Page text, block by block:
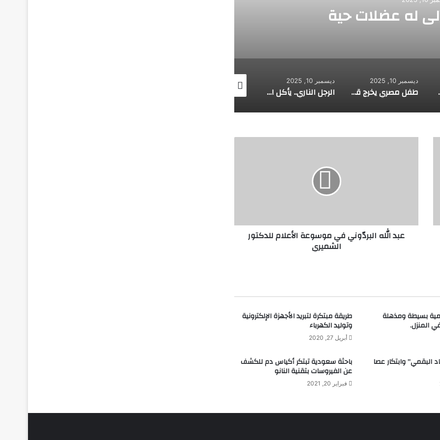
له عضلات حية
صاحبه
ديسمبر 10, 2025
طفل مصري يخرج قصاصات الورق من أنفه وفمه
ديسمبر 10, 2025
الرجل الناري.. يأكل الجمر ويثني الحديد بأسنانه
ديسمبر 10, 2025
عبد الله البردّوني في موسوعة الأعلام للدكتور
الشميري
بسيطة ومذهلة
المنزل.
طريقة مبتكرة لتبريد الأجهزة الإلكترونية
وتوليد الكهرباء
أبريل 27, 2020
البقمي” وابتكار عصا باحثة سعودية تبتكر أكياس دم للكشف
عن الفيروسات بتقنية النانو
فبراير 20, 2021